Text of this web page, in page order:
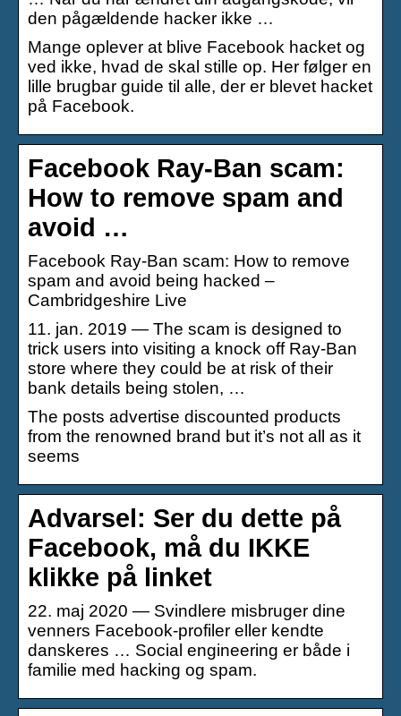
den pågældende hacker ikke …
Mange oplever at blive Facebook hacket og
ved ikke, hvad de skal stille op. Her følger en
lille brugbar guide til alle, der er blevet hacket
på Facebook.
Facebook Ray-Ban scam:
How to remove spam and
avoid …
Facebook Ray-Ban scam: How to remove
spam and avoid being hacked –
Cambridgeshire Live
11. jan. 2019 — The scam is designed to
trick users into visiting a knock off Ray-Ban
store where they could be at risk of their
bank details being stolen, …
The posts advertise discounted products
from the renowned brand but it’s not all as it
seems
Advarsel: Ser du dette på
Facebook, må du IKKE
klikke på linket
22. maj 2020 — Svindlere misbruger dine
venners Facebook-profiler eller kendte
danskeres … Social engineering er både i
familie med hacking og spam.